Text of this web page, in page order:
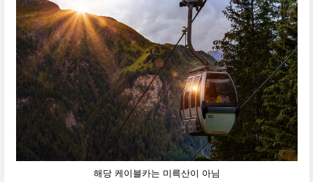
해당 케이블카는 미륵산이 아님